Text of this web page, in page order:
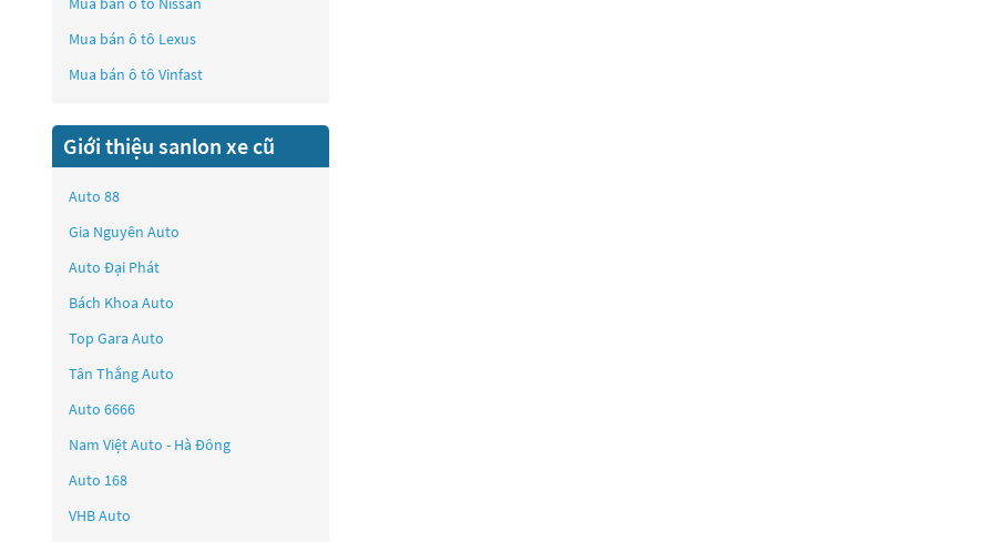
Mua bán ô tô Lexus
Mua bán ô tô Vinfast
Giới thiệu sanlon xe cũ
Auto 88
Gia Nguyên Auto
Auto Đại Phát
Bách Khoa Auto
Top Gara Auto
Tân Thắng Auto
Auto 6666
Nam Việt Auto - Hà Đông
Auto 168
VHB Auto